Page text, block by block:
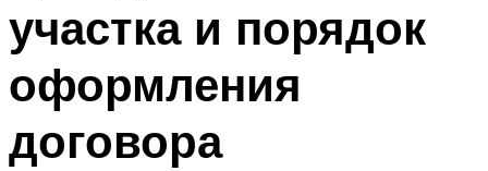
участка и порядок
оформления
договора